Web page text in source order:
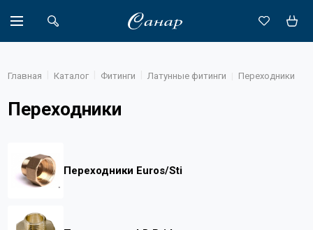
Главная Каталог Фитинги Латунные фитинги Переходники
Переходники
Переходники Euros/Sti